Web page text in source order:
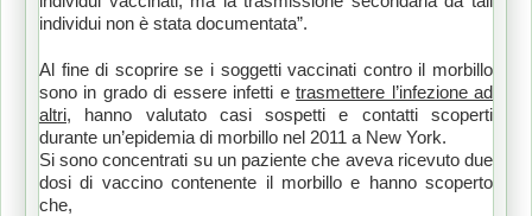
individui non è stata documentata”.
Al fine di scoprire se i soggetti vaccinati contro il morbillo
sono in grado di essere infetti etrasmettere l’infezione ad
altri, hanno valutato casi sospetti e contatti scoperti
durante un’epidemia di morbillo nel 2011 a New York.
Si sono concentrati su un paziente che aveva ricevuto due
dosi di vaccino contenente il morbillo e hanno scoperto
che,